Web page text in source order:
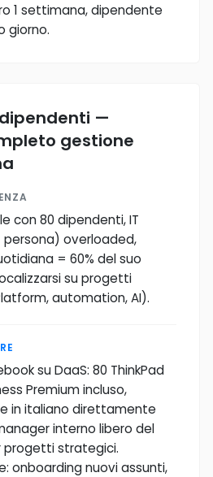
1 settimana, dipendente
giorno.
dipendenti —
gestione
con 80 dipendenti, IT
persona) overloaded,
= 60% del suo
su progetti
automation, AI).
su DaaS: 80 ThinkPad
Premium incluso,
in italiano direttamente
interno libero del
progetti strategici.
onboarding nuovi assunti,